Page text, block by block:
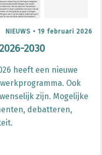
NIEUWS • 19 februari 2026
2030
heeft een nieuwe
Ook
zijn. Mogelijke
debatteren,